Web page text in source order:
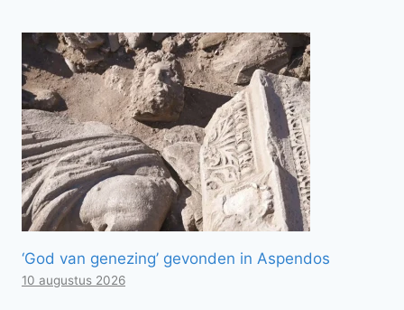
‘God van genezing’ gevonden in Aspendos
10 augustus 2026